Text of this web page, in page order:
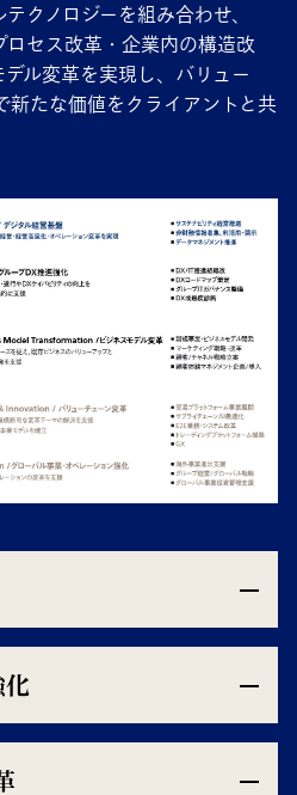
クノロジーを組み合わせ、
セス改革・企業内の構造改
ル変革を実現し、バリュー
新たな価値をクライアントと共
化